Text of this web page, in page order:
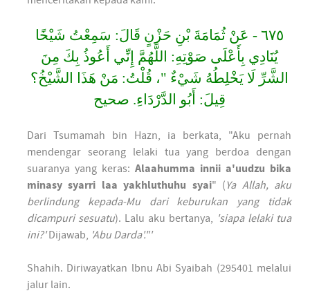
٦٧٥ - عَنْ ثُمَامَةَ بْنِ حَزْنٍ قَالَ: سَمِعْتُ شَيْخًا
يُنَادِي بِأَعْلَى صَوْتِهِ: اللَّهُمَّ إِنِّي أَعُوذُ بِكَ مِنَ
الشَّرِّ لَا يَخْلِطُهُ شَيْءٌ "، قُلْتُ: مَنْ هَذَا الشَّيْخُ؟
قِيلَ: أَبُو الدَّرْدَاءِ. صحيح
Dari Tsumamah bin Hazn, ia berkata, "Aku pernah
mendengar seorang lelaki tua yang berdoa dengan
suaranya yang keras: Alaahumma innii a'uudzu bika
minasy syarri laa yakhluthuhu syai" ( Ya Allah, aku
berlindung kepada-Mu dari keburukan yang tidak
dicampuri sesuatu). Lalu aku bertanya, 'siapa lelaki tua
ini?'Dijawab, 'Abu Darda'."'
Shahih. Diriwayatkan lbnu Abi Syaibah (295401 melalui
jalur lain.